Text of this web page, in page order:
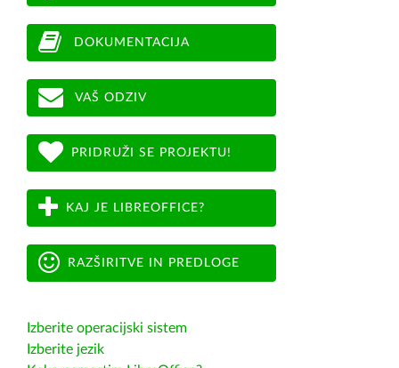
DOKUMENTACIJA
VAŠ ODZIV
PRIDRUŽI SE PROJEKTU!
KAJ JE LIBREOFFICE?
RAZŠIRITVE IN PREDLOGE
Izberite operacijski sistem
Izberite jezik